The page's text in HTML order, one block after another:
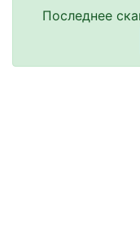
Последнее